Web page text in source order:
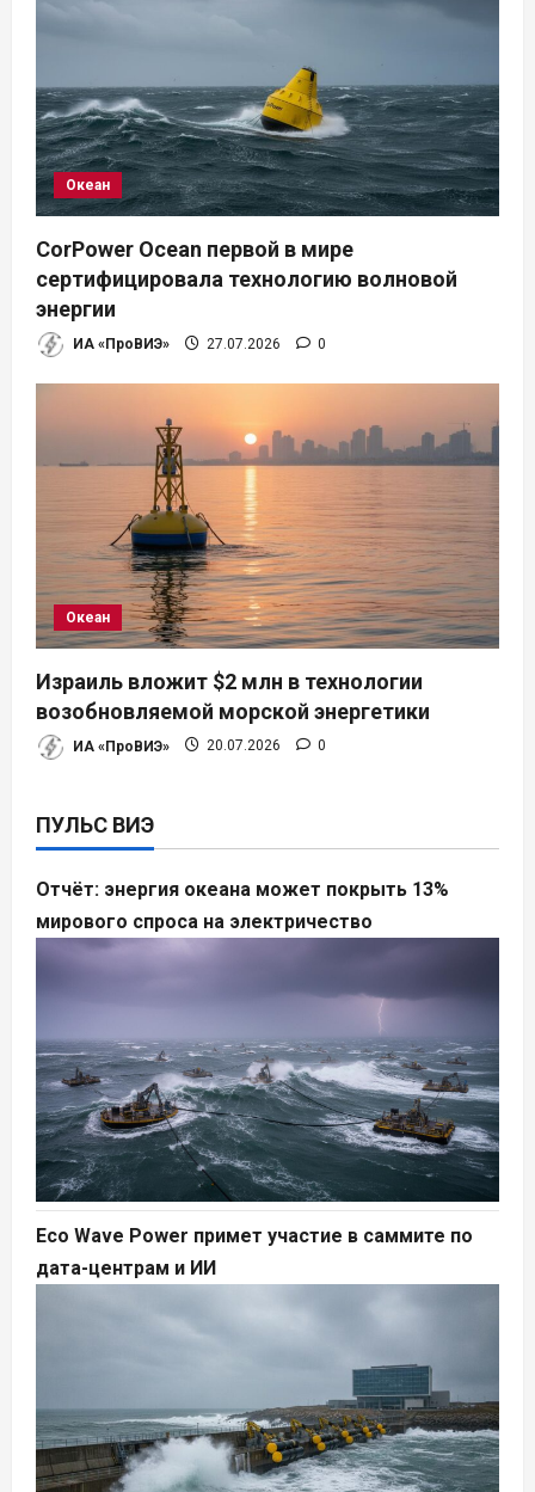
м
Океан
CorPower Ocean первой в мире
сертифицировала технологию волновой
энергии
ИА «ПроВИЭ» 27.07.2026 0
Океан
Израиль вложит $2 млн в технологии
возобновляемой морской энергетики
ИА «ПроВИЭ» 20.07.2026 0
ПУЛЬС ВИЭ
Отчёт: энергия океана может покрыть 13%
мирового спроса на электричество
Eco Wave Power примет участие в саммите по
дата-центрам и ИИ